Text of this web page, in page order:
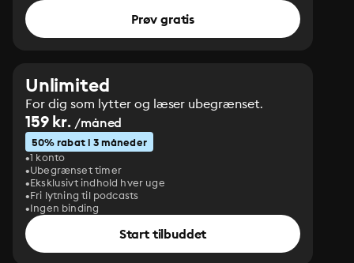
Prøv gratis
Unlimited
For dig som lytter og læser ubegrænset.
159 kr. /måned
50% rabat i 3 måneder
1 konto
Ubegrænset timer
Eksklusivt indhold hver uge
Fri lytning til podcasts
Ingen binding
Start tilbuddet